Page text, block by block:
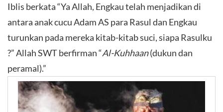
Iblis berkata “Ya Allah, Engkau telah menjadikan di
antara anak cucu Adam AS para Rasul dan Engkau
turunkan pada mereka kitab-kitab suci, siapa Rasulku
?” Allah SWT berfirman “Al-Kuhhaan(dukun dan
peramal).”